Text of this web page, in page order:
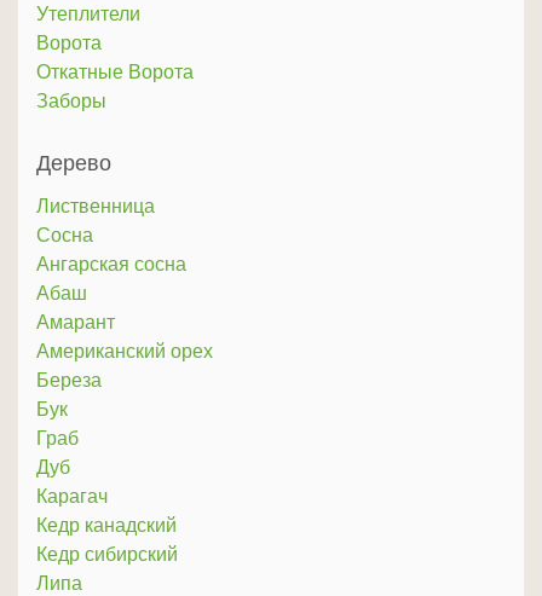
Утеплители
Ворота
Откатные Ворота
Заборы
Дерево
Лиственница
Сосна
Ангарская сосна
Абаш
Амарант
Американский орех
Береза
Бук
Граб
Дуб
Карагач
Кедр канадский
Кедр сибирский
Липа